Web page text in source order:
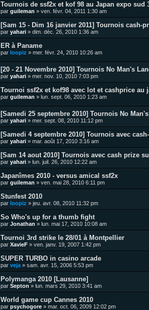
Tournois de ssf2x et kof 98 au Japan expo sud
par guileman » ven. févr. 04, 2011 1:30 am
[Sam 15 - Dim 16 janvier 2011] Tournois cash-
par yahari » dim. déc. 26, 2010 1:36 am
ER à Paname
par loopiz » mer. févr. 24, 2010 10:26 am
[20 - 21 Novembre 2010] Tournois No Man's
par yahari » mer. nov. 10, 2010 7:03 pm
Tournoi ssf2x et kof98 avec lot et cashprice au
par guileman » lun. sept. 06, 2010 1:23 am
[Samedi 25 septembre 2010] Tournois No
par yahari » mer. sept. 08, 2010 11:12 pm
[Samedi 4 septembre 2010] Tournois avec
par yahari » mar. août 17, 2010 3:16 am
[Sam 14 aout 2010] Tournois avec cash prize
par yahari » lun. juil. 26, 2010 12:22 am
Japanîmes 2010 - versus amical ssf2x
par guileman » ven. mai 28, 2010 6:11 pm
Stunfest 2010
par loopiz » jeu. avr. 08, 2010 11:32 pm
So Who's up for a thumb fight
par Jonathan » lun. mai 17, 2010 10:08 am
Tournoi 3rd strike le 28/01 à Montpellier
par XavieF » ven. janv. 19, 2007 1:42 pm
SUPER TURBO in casino arcade
par veja » sam. avr. 15, 2006 5:53 pm
Polymanga 2010 [Lausanne]
par Septon » lun. mars 29, 2010 3:41 am
World game cup Cannes 2010
par psychogore » mar. oct. 06, 2009 12:02 pm